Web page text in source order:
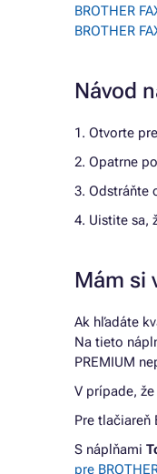
BROTHER
BROTHER
Návod
1. Otvorte
2. Opatrne
3. Odstráňte
4. Uistite sa,
Mám si
Ak hľadáte
Na tieto
PREMIUM
V prípade,
Pre tlačiareň
S náplňami
pre